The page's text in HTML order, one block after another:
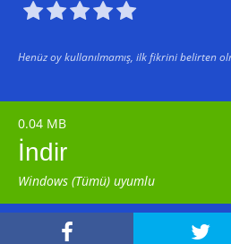

Henüz oy kullanılmamış, ilk fikrini belirten
0.04 MB
İndir
Windows (Tümü) uyumlu
 